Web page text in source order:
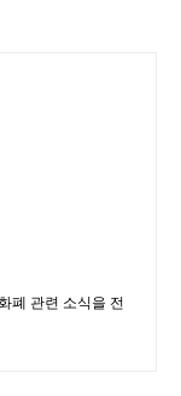
폐 관련 소식을 전